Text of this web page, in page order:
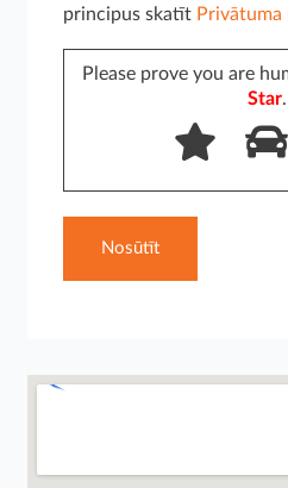
principus skatīt
Please prove you are
Star.